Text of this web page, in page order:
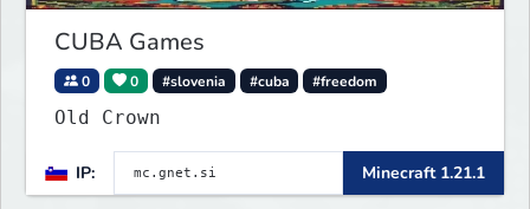
CUBA Games
0 0 #slovenia #cuba #freedom
Old Crown
IP: Minecraft 1.21.1